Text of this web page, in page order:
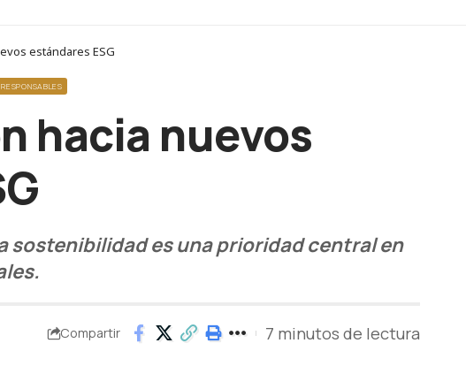
estándares ESG
hacia nuevos
sostenibilidad es una prioridad central en
Compartir 7 minutos de lectura